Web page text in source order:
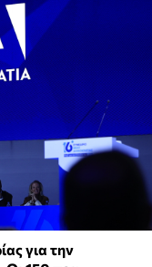
για την